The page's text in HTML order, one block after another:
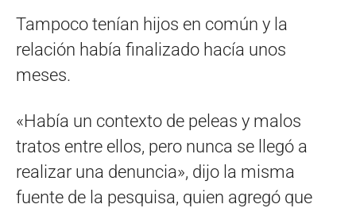
Tampoco tenían hijos en común y la
relación había finalizado hacía unos
meses.
«Había un contexto de peleas y malos
tratos entre ellos, pero nunca se llegó a
realizar una denuncia», dijo la misma
fuente de la pesquisa, quien agregó que